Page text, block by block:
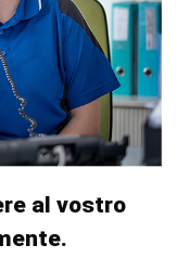
al vostro